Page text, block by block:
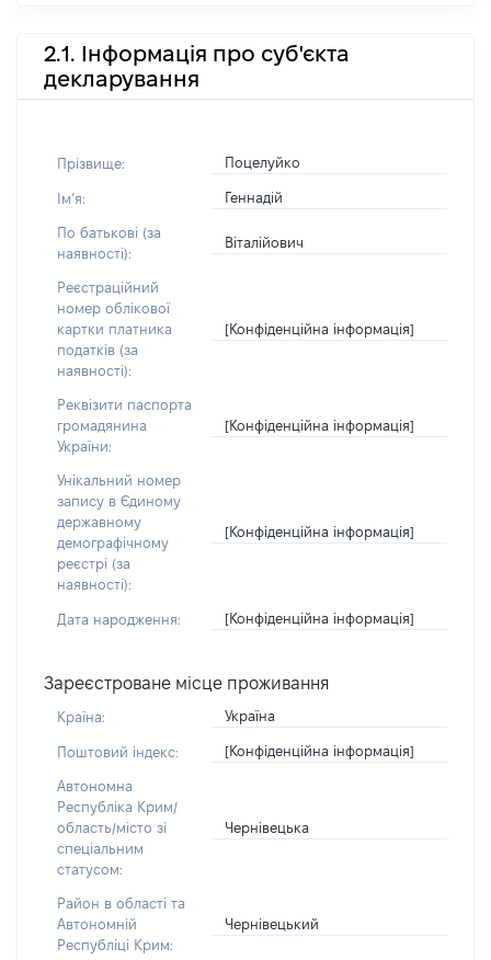
2.1. Інформація про суб'єкта
декларування
Прізвище: Поцелуйко
Імʼя: Геннадій
По батькові (за
наявності):
Віталійович
Реєстраційний
номер облікової
картки платника
податків (за
наявності):
[Конфіденційна інформація]
Реквізити паспорта
громадянина
України:
[Конфіденційна інформація]
Унікальний номер
запису в Єдиному
державному
демографічному
реєстрі (за
наявності):
[Конфіденційна інформація]
Дата народження: [Конфіденційна інформація]
Зареєстроване місце проживання
Країна: Україна
Поштовий індекс: [Конфіденційна інформація]
Автономна
Республіка Крим/
область/місто зі
спеціальним
статусом:
Чернівецька
Район в області та
Автономній
Республіці Крим:
Чернівецький